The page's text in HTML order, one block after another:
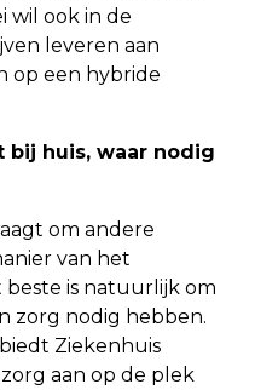
wil ook in de
leveren aan
op een hybride
bij huis, waar nodig
om andere
van het
beste is natuurlijk om
zorg nodig hebben.
Ziekenhuis
aan op de plek